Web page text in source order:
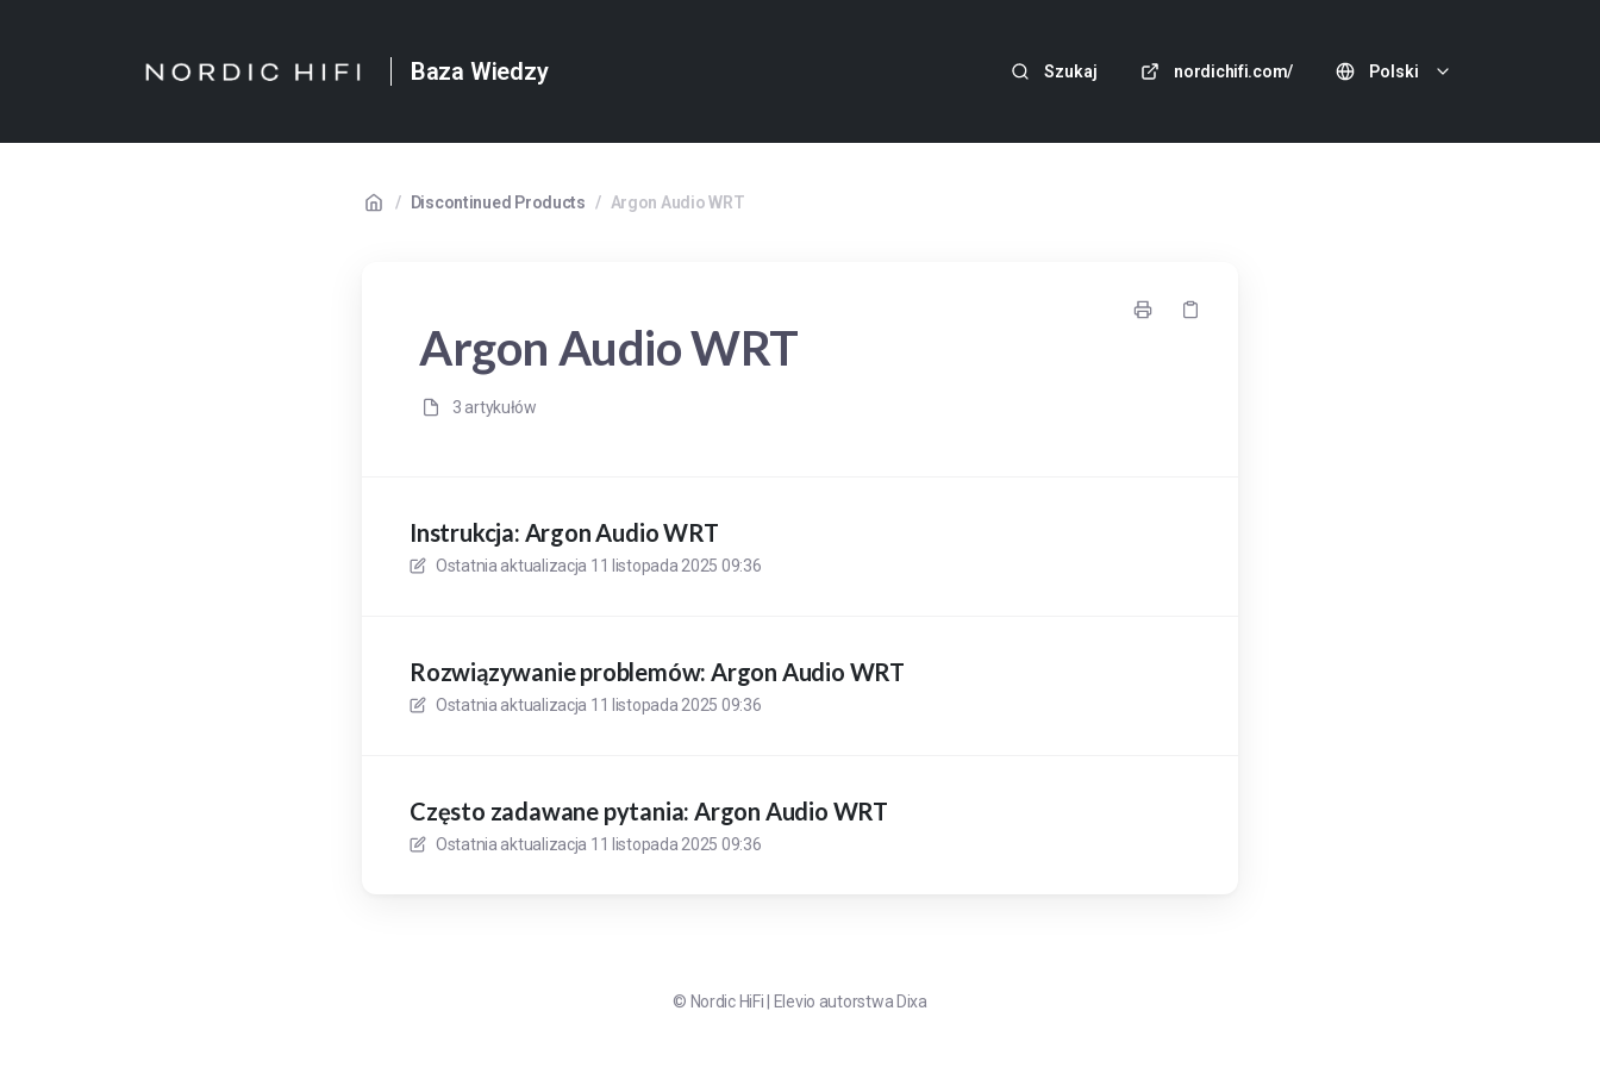
Baza Wiedzy Szukaj nordichifi.com/ Polski
/ Discontinued Products / Argon Audio WRT
Argon Audio WRT
3 artykułów
Instrukcja: Argon Audio WRT
Ostatnia aktualizacja 11 listopada 2025 09:36
Rozwiązywanie problemów: Argon Audio WRT
Ostatnia aktualizacja 11 listopada 2025 09:36
Często zadawane pytania: Argon Audio WRT
Ostatnia aktualizacja 11 listopada 2025 09:36
© Nordic HiFi Elevio autorstwa Dixa